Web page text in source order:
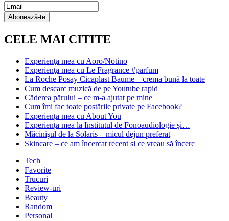
Email
Subscription
Abonează-te
CELE MAI CITITE
Experienţa mea cu Aoro/Notino
Experienţa mea cu Le Fragrance #parfum
La Roche Posay Cicaplast Baume – crema bună la toate
Cum descarc muzică de pe Youtube rapid
Căderea părului – ce m-a ajutat pe mine
Cum îmi fac toate postările private pe Facebook?
Experiența mea cu About You
Experiența mea la Institutul de Fonoaudiologie și…
Măcinişul de la Solaris – micul dejun preferat
Skincare – ce am încercat recent și ce vreau să încerc
Tech
Favorite
Trucuri
Review-uri
Beauty
Random
Personal